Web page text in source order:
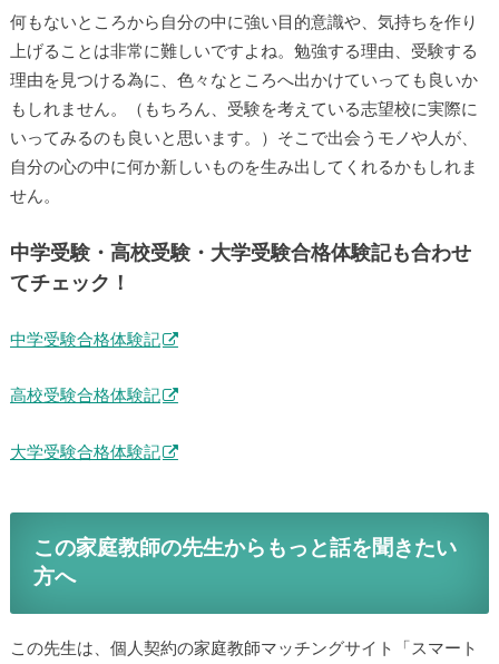
何もないところから自分の中に強い目的意識や、気持ちを作り
上げることは非常に難しいですよね。勉強する理由、受験する
理由を見つける為に、色々なところへ出かけていっても良いか
もしれません。（もちろん、受験を考えている志望校に実際に
いってみるのも良いと思います。）そこで出会うモノや人が、
自分の心の中に何か新しいものを生み出してくれるかもしれま
せん。
中学受験・高校受験・大学受験合格体験記も合わせ
てチェック！
中学受験合格体験記
高校受験合格体験記
大学受験合格体験記
この家庭教師の先生からもっと話を聞きたい
方へ
この先生は、個人契約の家庭教師マッチングサイト「スマート